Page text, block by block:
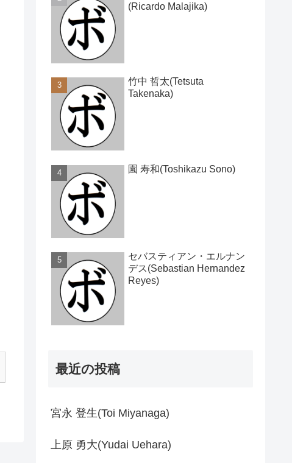
(Ricardo Malajika)
竹中 哲太(Tetsuta
Takenaka)
園 寿和(Toshikazu Sono)
セバスティアン・エルナン
デス(Sebastian Hernandez
Reyes)
最近の投稿
宮永 登生(Toi Miyanaga)
上原 勇大(Yudai Uehara)